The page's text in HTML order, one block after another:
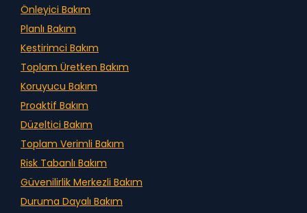
Önleyici Bakım
Planlı Bakım
Kestirimci Bakım
Toplam Üretken Bakım
Koruyucu Bakım
Proaktif Bakım
Düzeltici Bakım
Toplam Verimli Bakım
Risk Tabanlı Bakım
Güvenilirlik Merkezli Bakım
Duruma Dayalı Bakım